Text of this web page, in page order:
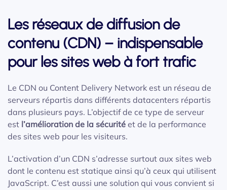
Les réseaux de diffusion de
contenu (CDN) – indispensable
pour les sites web à fort trafic
Le CDN ou Content Delivery Network est un réseau de
serveurs répartis dans différents datacenters répartis
dans plusieurs pays. L’objectif de ce type de serveur
est l’amélioration de la sécurité et de la performance
des sites web pour les visiteurs.
L’activation d’un CDN s’adresse surtout aux sites web
dont le contenu est statique ainsi qu’à ceux qui utilisent
JavaScript. C’est aussi une solution qui vous convient si